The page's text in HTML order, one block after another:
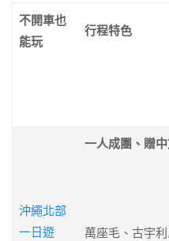
不開車也
能玩
行程特色
沖繩北部
一日遊
一人成團、贈
萬座毛、古宇